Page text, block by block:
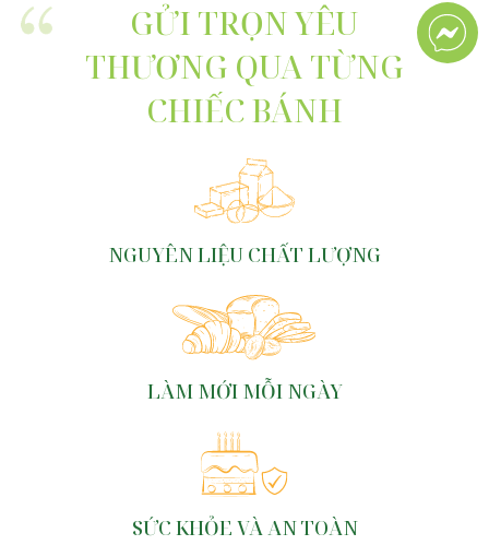
GỬI TRỌN YÊU
THƯƠNG QUA TỪNG
CHIẾC BÁNH
NGUYÊN LIỆU CHẤT LƯỢNG
LÀM MỚI MỖI NGÀY
SỨC KHỎE VÀ AN TOÀN